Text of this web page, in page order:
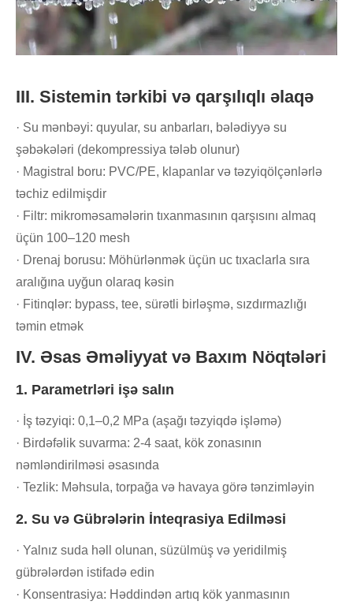
III. Sistemin tərkibi və qarşılıqlı əlaqə
· Su mənbəyi: quyular, su anbarları, bələdiyyə su
şəbəkələri (dekompressiya tələb olunur)
· Magistral boru: PVC/PE, klapanlar və təzyiqölçənlərlə
təchiz edilmişdir
· Filtr: mikroməsamələrin tıxanmasının qarşısını almaq
üçün 100–120 mesh
· Drenaj borusu: Möhürlənmək üçün uc tıxaclarla sıra
aralığına uyğun olaraq kəsin
· Fitinqlər: bypass, tee, sürətli birləşmə, sızdırmazlığı
təmin etmək
IV. Əsas Əməliyyat və Baxım Nöqtələri
1. Parametrləri işə salın
· İş təzyiqi: 0,1–0,2 MPa (aşağı təzyiqdə işləmə)
· Birdəfəlik suvarma: 2-4 saat, kök zonasının
nəmləndirilməsi əsasında
· Tezlik: Məhsula, torpağa və havaya görə tənzimləyin
2. Su və Gübrələrin İnteqrasiya Edilməsi
· Yalnız suda həll olunan, süzülmüş və yeridilmiş
gübrələrdən istifadə edin
· Konsentrasiya: Həddindən artıq kök yanmasının